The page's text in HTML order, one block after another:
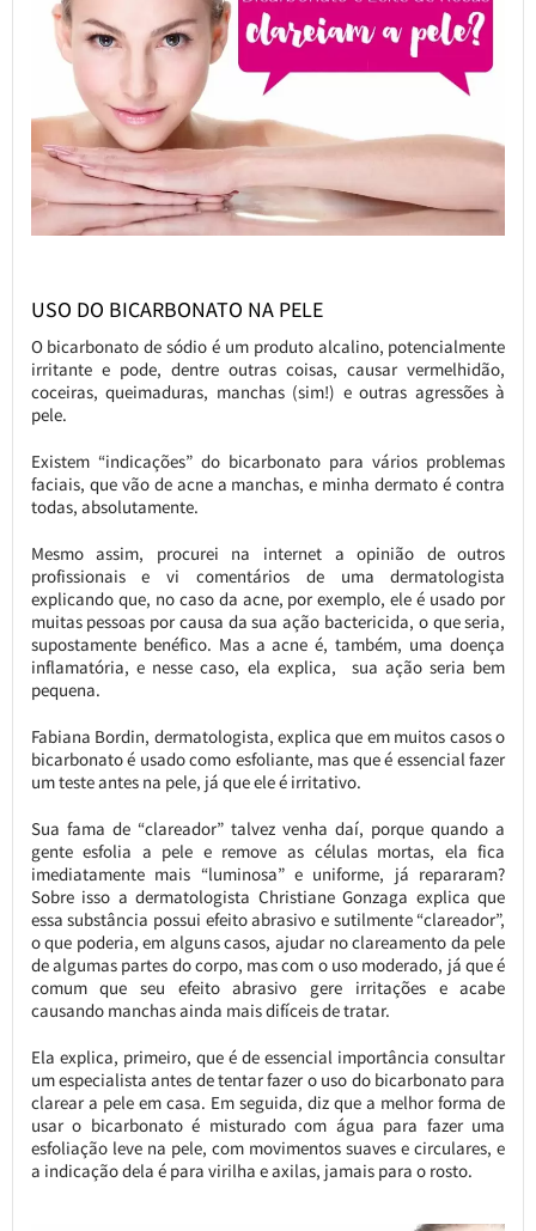
USO DO BICARBONATO NA PELE
O bicarbonato de sódio é um produto alcalino, potencialmente
irritante e pode, dentre outras coisas, causar vermelhidão,
coceiras, queimaduras, manchas (sim!) e outras agressões à
pele.
Existem “indicações” do bicarbonato para vários problemas
faciais, que vão de acne a manchas, e minha dermato é contra
todas, absolutamente.
Mesmo assim, procurei na internet a opinião de outros
profissionais e vi comentários de uma dermatologista
explicando que, no caso da acne, por exemplo, ele é usado por
muitas pessoas por causa da sua ação bactericida, o que seria,
supostamente benéfico. Mas a acne é, também, uma doença
inflamatória, e nesse caso, ela explica, sua ação seria bem
pequena.
Fabiana Bordin, dermatologista, explica que em muitos casos o
bicarbonato é usado como esfoliante, mas que é essencial fazer
um teste antes na pele, já que ele é irritativo.
Sua fama de “clareador” talvez venha daí, porque quando a
gente esfolia a pele e remove as células mortas, ela fica
imediatamente mais “luminosa” e uniforme, já repararam?
Sobre isso a dermatologista Christiane Gonzaga explica que
essa substância possui efeito abrasivo e sutilmente “clareador”,
o que poderia, em alguns casos, ajudar no clareamento da pele
de algumas partes do corpo, mas com o uso moderado, já que é
comum que seu efeito abrasivo gere irritações e acabe
causando manchas ainda mais difíceis de tratar.
Ela explica, primeiro, que é de essencial importância consultar
um especialista antes de tentar fazer o uso do bicarbonato para
clarear a pele em casa. Em seguida, diz que a melhor forma de
usar o bicarbonato é misturado com água para fazer uma
esfoliação leve na pele, com movimentos suaves e circulares, e
a indicação dela é para virilha e axilas, jamais para o rosto.